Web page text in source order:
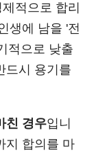
적으로 합리
생에 남을 '전
적으로 낮출
드시 용기를
친 경우입니
지 합의를 마